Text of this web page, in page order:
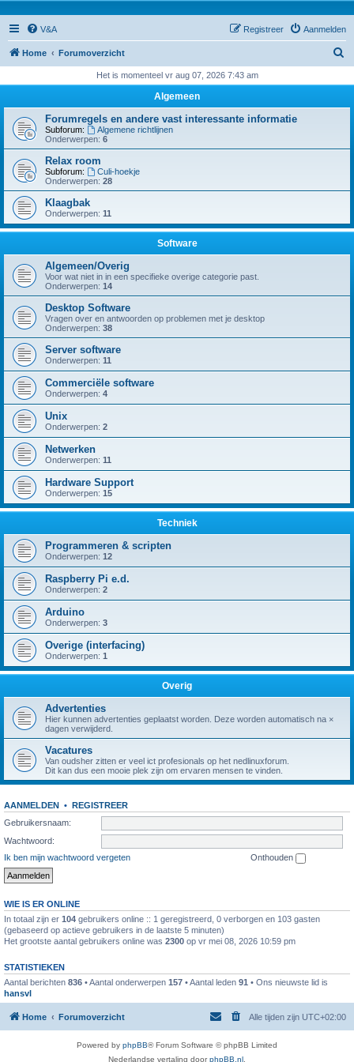
V&A Aanmelden
Registreer
Home Forumoverzicht
k
Het is momenteel vr aug 07, 2026 7:43 am
Algemeen
Forumregels en andere vast interessante informatie
Subforum:
Algemene richtlijnen
Onderwerpen: 6
Relax room
Subforum:
Culi-hoekje
Onderwerpen: 28
Klaagbak
Onderwerpen: 11
Software
Algemeen/Overig
Voor wat niet in in een specifieke overige categorie past.
Onderwerpen: 14
Desktop Software
Vragen over en antwoorden op problemen met je desktop
Onderwerpen: 38
Server software
Onderwerpen: 11
Commerciële software
Onderwerpen: 4
Unix
Onderwerpen: 2
Netwerken
Onderwerpen: 11
Hardware Support
Onderwerpen: 15
Techniek
Programmeren & scripten
Onderwerpen: 12
Raspberry Pi e.d.
Onderwerpen: 2
Arduino
Onderwerpen: 3
Overige (interfacing)
Onderwerpen: 1
Overig
Advertenties
Hier kunnen advertenties geplaatst worden. Deze worden automatisch na ×
dagen verwijderd.
Vacatures
Van oudsher zitten er veel ict profesionals op het nedlinuxforum.
Dit kan dus een mooie plek zijn om ervaren mensen te vinden.
AANMELDEN • REGISTREER
Gebruikersnaam:
Wachtwoord:
Ik ben mijn wachtwoord vergeten
Onthouden
WIE IS ER ONLINE
In totaal zijn er 104 gebruikers online :: 1 geregistreerd, 0 verborgen en 103 gasten
(gebaseerd op actieve gebruikers in de laatste 5 minuten)
Het grootste aantal gebruikers online was 2300 op vr mei 08, 2026 10:59 pm
STATISTIEKEN
Aantal berichten 836 • Aantal onderwerpen 157 • Aantal leden 91 • Ons nieuwste lid is
hansvl
Home Forumoverzicht Alle tijden zijn UTC+02:00
Powered by phpBB® Forum Software © phpBB Limited
Nederlandse vertaling doorphpBB.nl